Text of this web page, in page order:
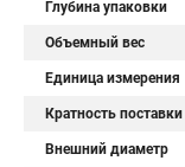
Глубина упаковки
Объемный вес
Единица измерения
Кратность поставки
Внешний диаметр